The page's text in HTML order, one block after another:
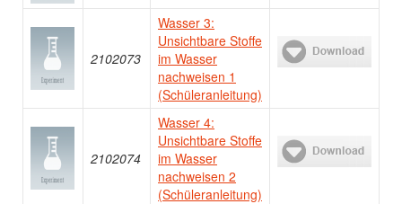
2102073
Wasser 3:
Unsichtbare Stoffe
im Wasser
nachweisen 1
(Schüleranleitung)
2102074
Wasser 4:
Unsichtbare Stoffe
im Wasser
nachweisen 2
(Schüleranleitung)